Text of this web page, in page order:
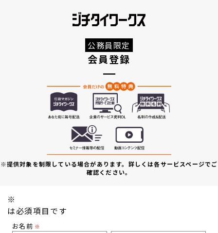
公務員限定
会員登録
※提供対象を制限している場合があります。詳しくは各サービスページでご
確認ください。
※
は必須項目です
お名前 ※